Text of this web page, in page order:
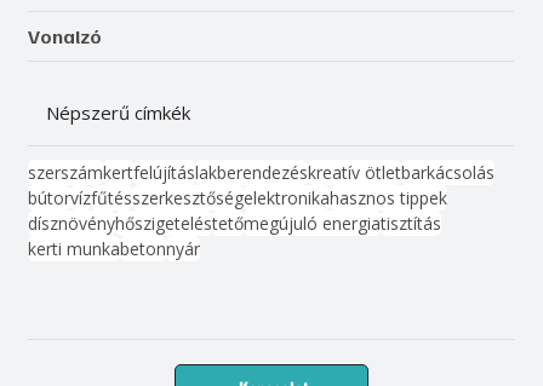
Vonalzó
Népszerű címkék
szerszámkertfelújításlakberendezéskreatív ötletbarkácsolás
bútorvízfűtésszerkesztőségelektronikahasznos tippek
dísznövényhőszigeteléstetőmegújuló energiatisztítás
kerti munkabetonnyár